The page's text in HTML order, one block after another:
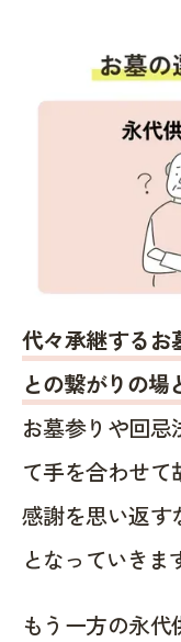
代々承継するお
との繋がりの場
お墓参りや回忌
て手を合わせ
感謝を思い返す
となっていきま
もう一方の永代